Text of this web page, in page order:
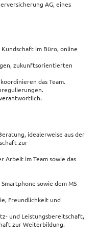
AG, eines
im Büro, online
zukunftsorientierten
das Team.
idealerweise aus der
zur
Arbeit im Team sowie das
sowie dem MS-
Freundlichkeit und
und Leistungsbereitschaft,
zur Weiterbildung.